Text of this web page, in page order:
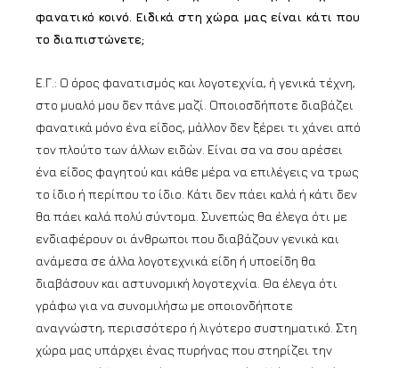
φανατικό κοινό. Ειδικά στη χώρα μας είναι κάτι που
το διαπιστώνετε;
Ε.Γ.: Ο όρος φανατισμός και λογοτεχνία, ή γενικά τέχνη,
στο μυαλό μου δεν πάνε μαζί. Οποιοσδήποτε διαβάζει
φανατικά μόνο ένα είδος, μάλλον δεν ξέρει τι χάνει από
τον πλούτο των άλλων ειδών. Είναι σα να σου αρέσει
ένα είδος φαγητού και κάθε μέρα να επιλέγεις να τρως
το ίδιο ή περίπου το ίδιο. Κάτι δεν πάει καλά ή κάτι δεν
θα πάει καλά πολύ σύντομα. Συνεπώς θα έλεγα ότι με
ενδιαφέρουν οι άνθρωποι που διαβάζουν γενικά και
ανάμεσα σε άλλα λογοτεχνικά είδη ή υποείδη θα
διαβάσουν και αστυνομική λογοτεχνία. Θα έλεγα ότι
γράφω για να συνομιλήσω με οποιονδήποτε
αναγνώστη, περισσότερο ή λιγότερο συστηματικό. Στη
χώρα μας υπάρχει ένας πυρήνας που στηρίζει την